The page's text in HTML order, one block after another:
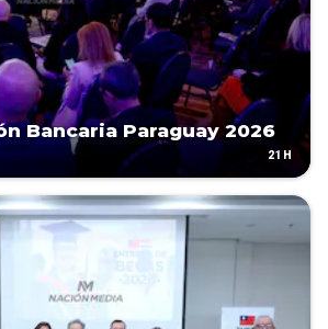
Bancaria Paraguay 2026
21H